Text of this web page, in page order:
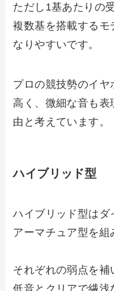
ただし1基あたりの
複数基を搭載するモ
なりやすいです。
プロの競技勢のイヤ
高く、微細な音も表
由と考えています。
ハイブリッド型
ハイブリッド型はダ
アーマチュア型を組
それぞれの弱点を補